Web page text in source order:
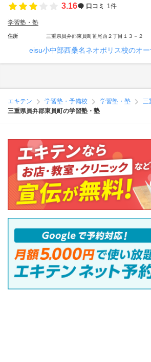
3.16
口コミ 1件
学習塾・塾
住所 三重県員弁郡東員町笹尾西２丁目１３－２
eisu小中部西桑名ネオポリス校のオ
エキテン 学習塾・予備校 学習塾・塾
三
三重県員弁郡東員町の学習塾・塾